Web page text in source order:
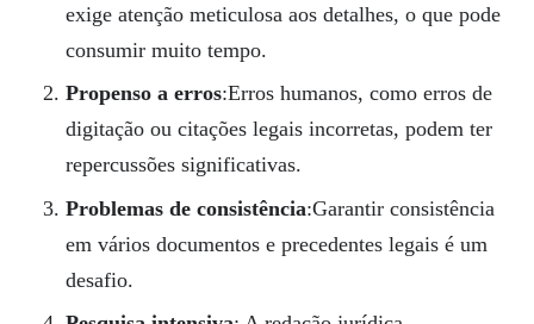
exige atenção meticulosa aos detalhes, o que pode
consumir muito tempo.
Propenso a erros:Erros humanos, como erros de
digitação ou citações legais incorretas, podem ter
repercussões significativas.
Problemas de consistência:Garantir consistência
em vários documentos e precedentes legais é um
desafio.